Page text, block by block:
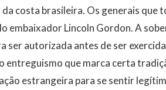
costa brasileira. Os generais que
embaixador Lincoln Gordon. A
autorizada antes de ser
entreguismo que marca certa
estrangeira para se sentir